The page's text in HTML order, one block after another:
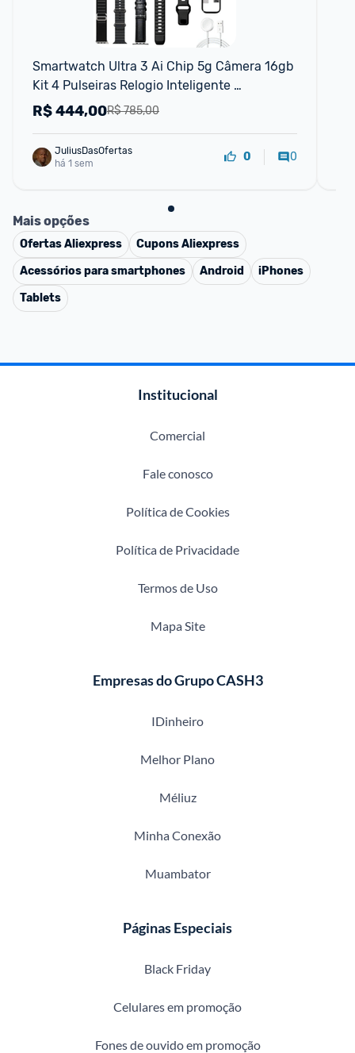
Smartwatch Ultra 3 Ai Chip 5g Câmera 16gb
Kit 4 Pulseiras Relogio Inteligente
LançamentoR$ 785,00
R$444,00
JuliusDasOfertas
há 1 sem
0 0
Mais opções
OfertasAliexpress CuponsAliexpress
Acessórios para smartphones
Android
iPhones
Tablets
Institucional
Comercial
Fale conosco
Política de Cookies
Política de Privacidade
Termos de Uso
Mapa Site
Empresas do Grupo CASH3
IDinheiro
Melhor Plano
Méliuz
Minha Conexão
Muambator
Páginas Especiais
Black Friday
Celulares em promoção
Fones de ouvido em promoção